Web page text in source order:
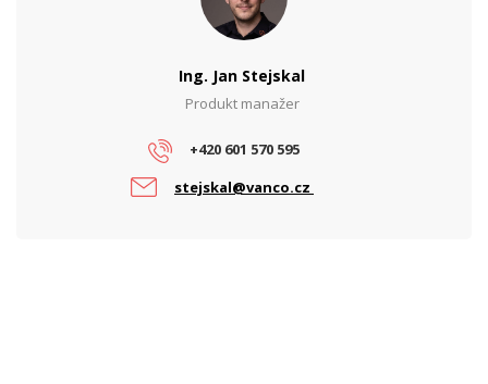
Ing. Jan Stejskal
Produkt manažer
+420 601 570 595
stejskal@vanco.cz